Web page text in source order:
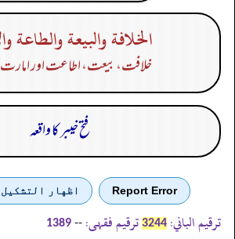
الخلافة والبيعة والطاعة
خلافت، بیعت، اطاعت اور امارت
فتح خیبر کا واقعہ
Report Error اظهار التشكيل
ترقیم الباني: 3244 ترقیم فقہی: --
1389